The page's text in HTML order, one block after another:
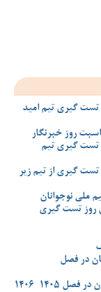
تست گیری تیم امید
روز خبرنگار
تست گیری تیم
گیری از تیم زیر
ملی نوجوانان
روز تست گیری
در فصل
1405-1406